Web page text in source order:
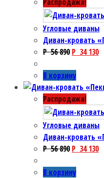
Угловые диваны
Диван-кровать
P56 890 P 34 130
В корзину
Распродажа!
Угловые диваны
Диван-кровать
P56 890 P 34 130
В корзину